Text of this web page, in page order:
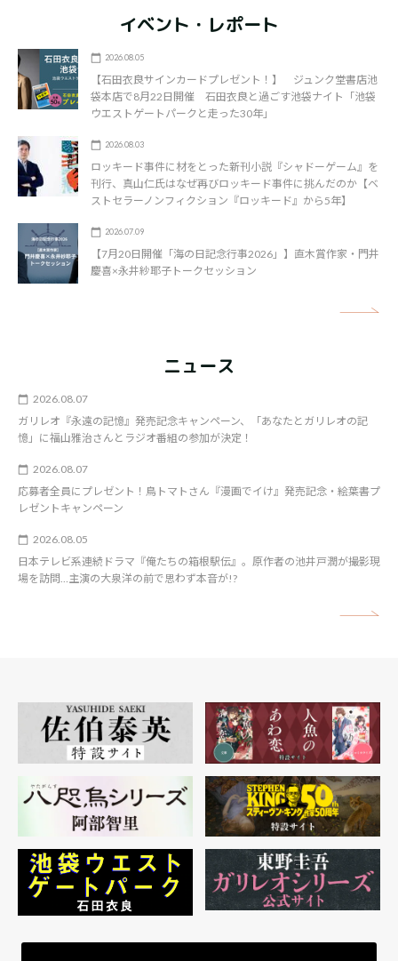
イベント・レポート
2026.08.05
【石田衣良サインカードプレゼント！】 ジュンク堂書店池
袋本店で8月22日開催 石田衣良と過ごす池袋ナイト「池袋
ウエストゲートパークと走った30年」
2026.08.03
ロッキード事件に材をとった新刊小説『シャドーゲーム』を
刊行、真山仁氏はなぜ再びロッキード事件に挑んだのか【ベ
ストセラーノンフィクション『ロッキード』から5年】
2026.07.09
【7月20日開催「海の日記念行事2026」】直木賞作家・門井
慶喜×永井紗耶子トークセッション
ニュース
2026.08.07
ガリレオ『永遠の記憶』発売記念キャンペーン、「あなたとガリレオの記
憶」に福山雅治さんとラジオ番組の参加が決定！
2026.08.07
応募者全員にプレゼント！鳥トマトさん『漫画でイけ』発売記念・絵葉書プ
レゼントキャンペーン
2026.08.05
日本テレビ系連続ドラマ『俺たちの箱根駅伝』。原作者の池井戸潤が撮影現
場を訪問…主演の大泉洋の前で思わず本音が!?